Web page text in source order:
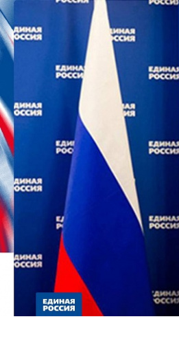
Перейти к основному содержанию